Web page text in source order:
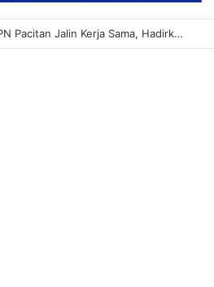
Pemkab Pacitan Dan PN Pacitan Jalin Kerja Sama, Hadirkan Podcast “PN Pacitan Menyapa”